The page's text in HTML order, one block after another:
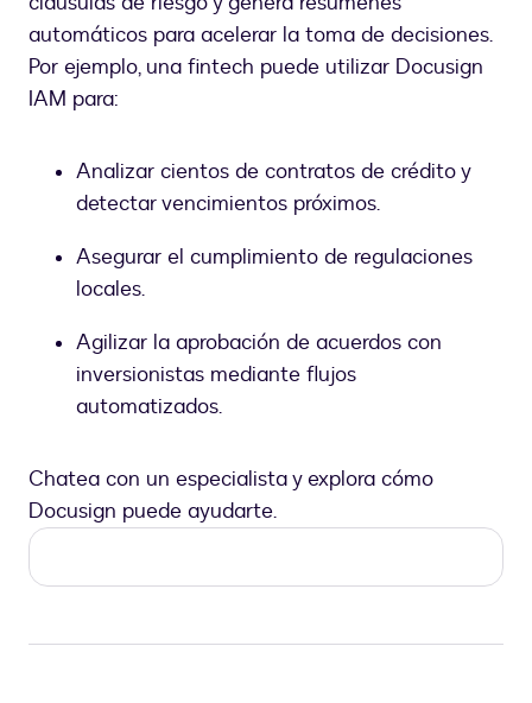
automáticos para acelerar la toma de decisiones.
Por ejemplo, una fintech puede utilizar Docusign
IAM para:
Analizar cientos de contratos de crédito y
detectar vencimientos próximos.
Asegurar el cumplimiento de regulaciones
locales.
Agilizar la aprobación de acuerdos con
inversionistas mediante flujos
automatizados.
Chatea con un especialista y explora cómo
Docusign puede ayudarte.